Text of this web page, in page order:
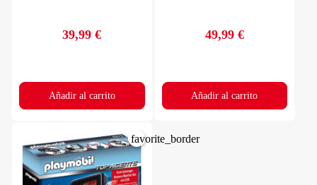
Precio
39,99 €
Añadir al carrito
Precio
49,99 €
Añadir al carrito
favorite_border